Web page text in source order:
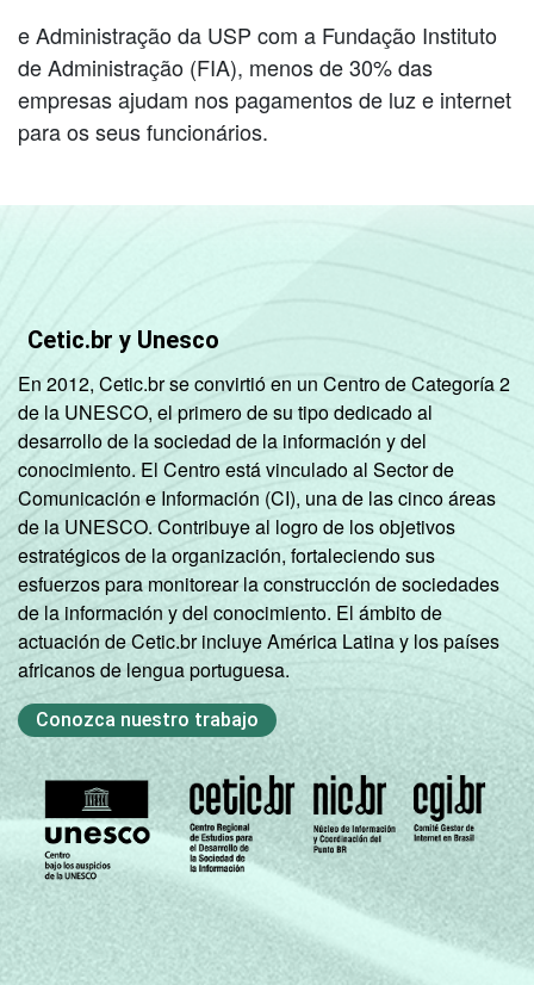
e Administração da USP com a Fundação Instituto
de Administração (FIA), menos de 30% das
empresas ajudam nos pagamentos de luz e internet
para os seus funcionários.
Cetic.br y Unesco
En 2012, Cetic.br se convirtió en un Centro de Categoría 2
de la UNESCO, el primero de su tipo dedicado al
desarrollo de la sociedad de la información y del
conocimiento. El Centro está vinculado al Sector de
Comunicación e Información (CI), una de las cinco áreas
de la UNESCO. Contribuye al logro de los objetivos
estratégicos de la organización, fortaleciendo sus
esfuerzos para monitorear la construcción de sociedades
de la información y del conocimiento. El ámbito de
actuación de Cetic.br incluye América Latina y los países
africanos de lengua portuguesa.
Conozca nuestro trabajo